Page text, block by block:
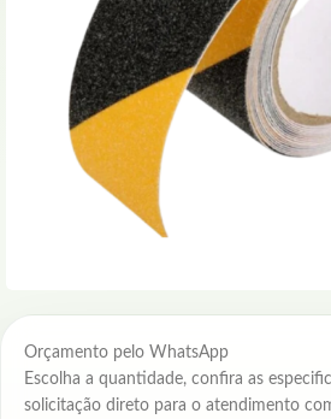
Orçamento pelo WhatsApp
Escolha a quantidade, confira as
solicitação direto para o atendimento